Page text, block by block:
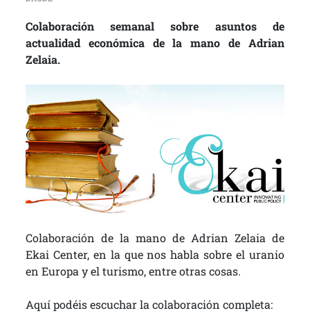
Colaboración semanal sobre asuntos de
actualidad económica de la mano de Adrian
Zelaia.
Colaboración de la mano de Adrian Zelaia de
Ekai Center, en la que nos habla sobre el uranio
en Europa y el turismo, entre otras cosas.
Aquí podéis escuchar la colaboración completa: